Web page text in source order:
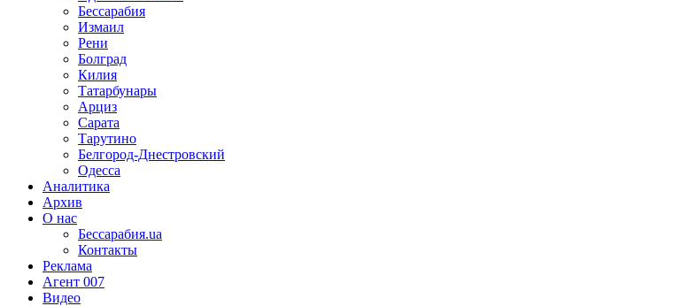
Бессарабия
Измаил
Рени
Болград
Килия
Татарбунары
Арциз
Сарата
Тарутино
Белгород-Днестровский
Одесса
Аналитика
Архив
О нас
Бессарабия.ua
Контакты
Реклама
Агент 007
Видео